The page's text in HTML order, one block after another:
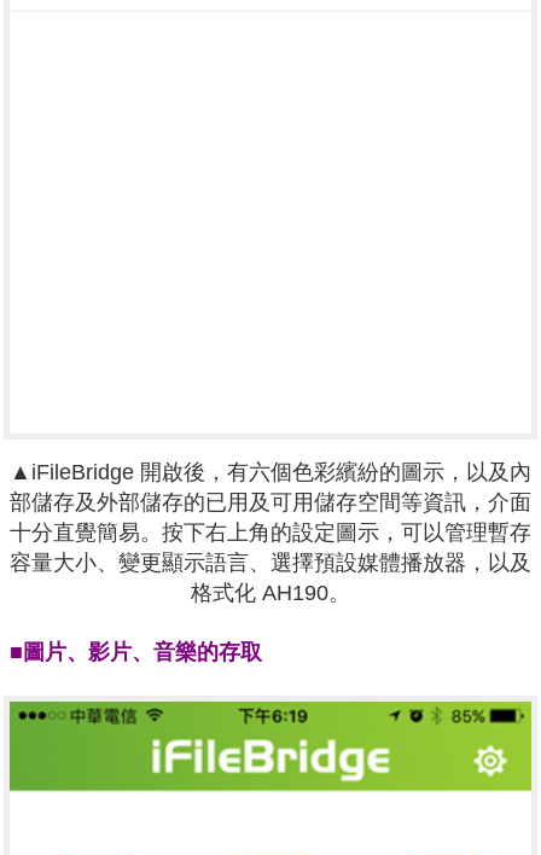
▲iFileBridge 開啟後，有六個色彩繽紛的圖示，以及內
部儲存及外部儲存的已用及可用儲存空間等資訊，介面
十分直覺簡易。按下右上角的設定圖示，可以管理暫存
容量大小、變更顯示語言、選擇預設媒體播放器，以及
格式化 AH190。
■圖片、影片、音樂的存取